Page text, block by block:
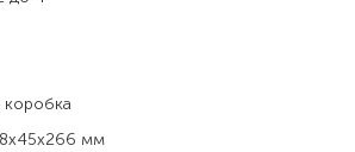
коробка
мм